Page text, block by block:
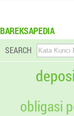
BAREKSAPEDIA
SEARCH
obligasi